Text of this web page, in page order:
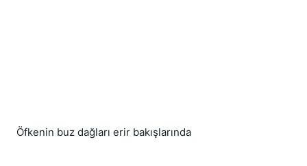
Öfkenin buz dağları erir bakışlarında